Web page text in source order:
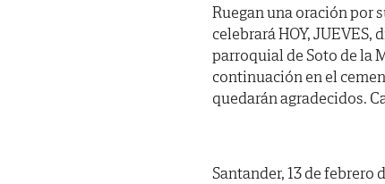
Ruegan una oración por
celebrará HOY, JUEVES,
parroquial de Soto de la
continuación en el
quedarán agradecidos.
Santander, 13 de febrero